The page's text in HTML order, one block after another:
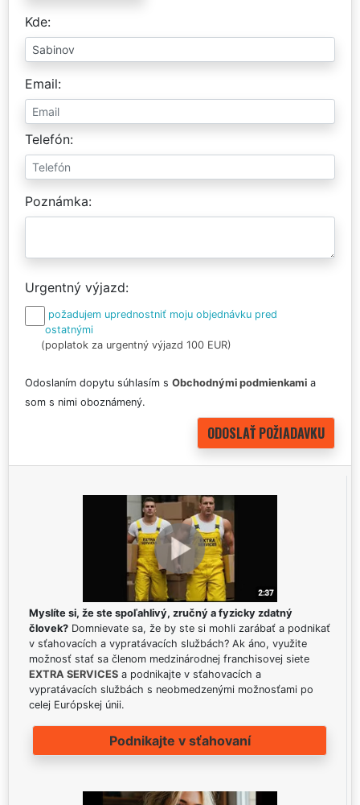
Kde
Email
Telefón
Poznámka
Urgentný výjazd
požadujem uprednostniť moju objednávku pred
ostatnými
(poplatok za urgentný výjazd 100 EUR)
Odoslaním dopytu súhlasím s Obchodnými podmienkami a
som s nimi oboznámený.
Myslíte si, že ste spoľahlivý, zručný a fyzicky zdatný
človek? Domnievate sa, že by ste si mohli zarábať a podnikať
v sťahovacích a vypratávacích službách? Ak áno, využite
možnosť stať sa členom medzinárodnej franchisovej siete
EXTRA SERVICES a podnikajte v sťahovacích a
vypratávacích službách s neobmedzenými možnosťami po
celej Európskej únii.
Podnikajte v sťahovaní